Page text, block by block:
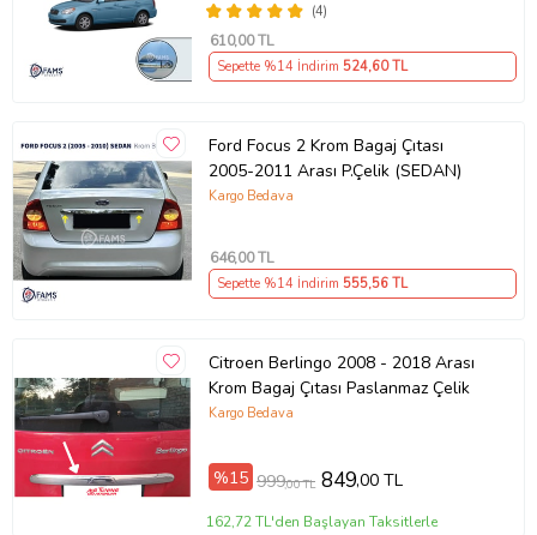
(4)
610,00 TL
Sepette %14 İndirim 524,60 TL
Ford Focus 2 Krom Bagaj Çıtası
2005-2011 Arası P.Çelik (SEDAN)
Kargo Bedava
646,00 TL
Sepette %14 İndirim 555,56 TL
Citroen Berlingo 2008 - 2018 Arası
Krom Bagaj Çıtası Paslanmaz Çelik
Kargo Bedava
%15 999,00 TL 849,00 TL
162,72 TL'den Başlayan Taksitlerle